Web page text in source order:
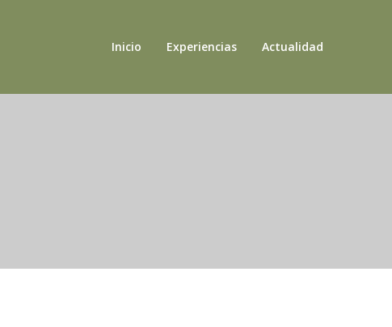
Inicio Experiencias Actualidad